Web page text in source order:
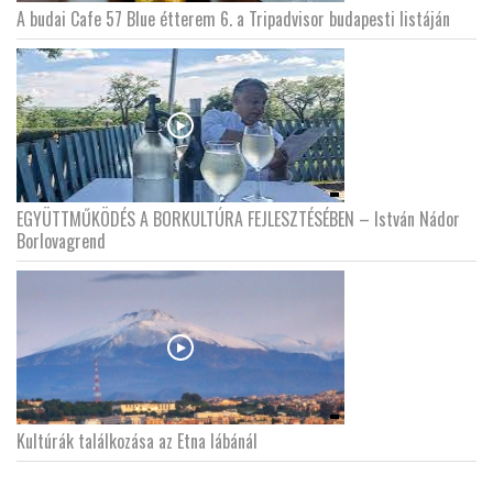
A budai Cafe 57 Blue étterem 6. a Tripadvisor budapesti listáján
EGYÜTTMŰKÖDÉS A BORKULTÚRA FEJLESZTÉSÉBEN – István Nádor
Borlovagrend
Kultúrák találkozása az Etna lábánál